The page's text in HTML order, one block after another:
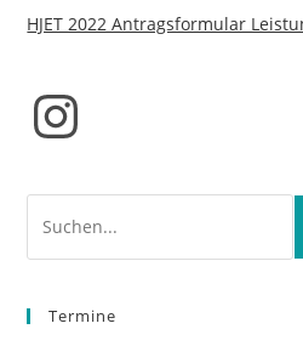
HJET 2022 Antragsformular
Instagram
Termine